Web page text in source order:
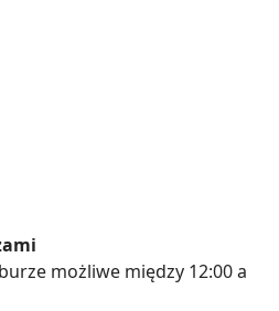
możliwe między 12:00 a